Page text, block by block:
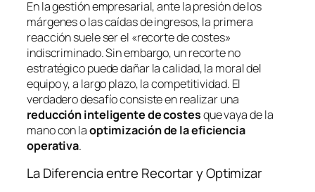
En la gestión empresarial, ante la presión de los
márgenes o las caídas de ingresos, la primera
reacción suele ser el «recorte de costes»
indiscriminado. Sin embargo, un recorte no
estratégico puede dañar la calidad, la moral del
equipo y, a largo plazo, la competitividad. El
verdadero desafío consiste en realizar una
reducción inteligente de costesque vaya de la
mano con laoptimización de la eficiencia
operativa.
La Diferencia entre Recortar y Optimizar